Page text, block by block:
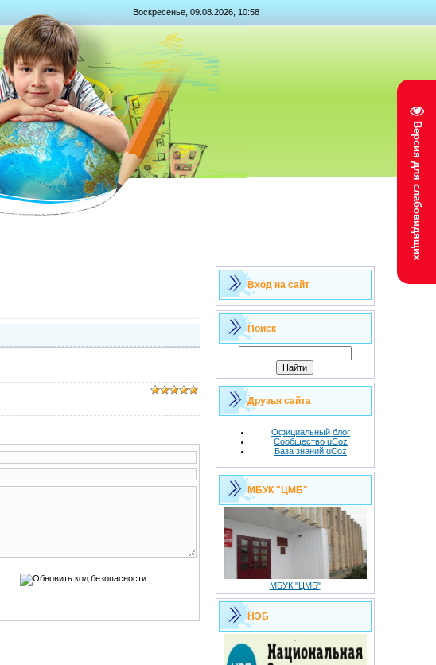
Версия для слабовидящих
Воскресенье, 09.08.2026, 10:58
Вход на сайт
Поиск
Друзья сайта
Официальный блог
Сообщество uCoz
База знаний uCoz
МБУК "ЦМБ"
МБУК "ЦМБ"
НЭБ